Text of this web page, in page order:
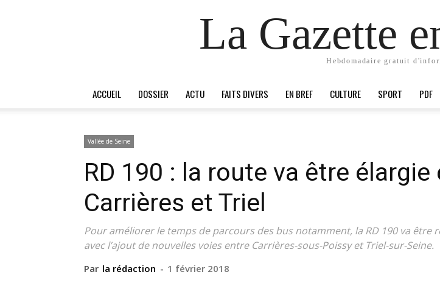
La Gazette
Hebdomadaire gratuit
ACCUEIL DOSSIER ACTU FAITS DIVERS EN BREF CULTURE SPORT PDF
Vallée de Seine
RD 190 : la route va être élargie
Carrières et Triel
Pour améliorer le temps de parcours des bus notamment, la RD 190 va être
avec l’ajout de nouvelles voies entre Carrières-sous-Poissy et Triel-sur-Seine.
Par la rédaction - 1 février 2018